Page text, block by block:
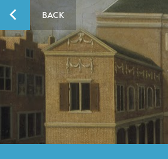
BACK